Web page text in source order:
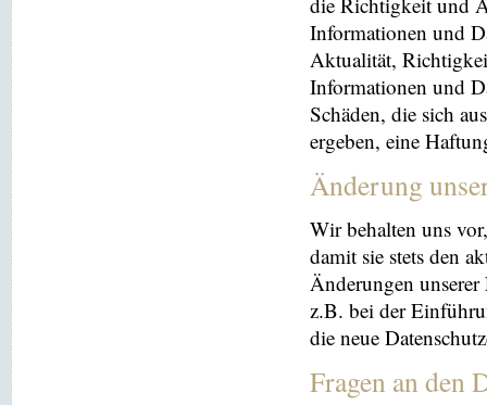
Informationen und
Aktualität,
Informationen und
Schäden, die sich
ergeben, eine
Änderung
Wir behalten uns
damit sie stets den
Änderungen
z.B. bei der
die neue
Fragen an den